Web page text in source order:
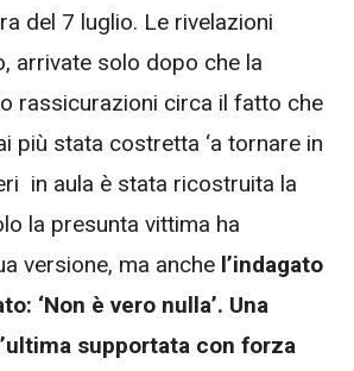
del 7 luglio. Le rivelazioni
arrivate solo dopo che la
rassicurazioni circa il fatto che
più stata costretta ‘a tornare in
in aula è stata ricostruita la
la presunta vittima ha
versione, ma anche l’indagato
‘Non è vero nulla’. Una
supportata con forza